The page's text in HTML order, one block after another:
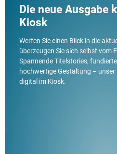
Die neue Ausgabe
Kiosk
Werfen Sie einen Blick in die
überzeugen Sie sich selbst vom
Spannende Titelstories,
hochwertige Gestaltung –
digital im Kiosk.